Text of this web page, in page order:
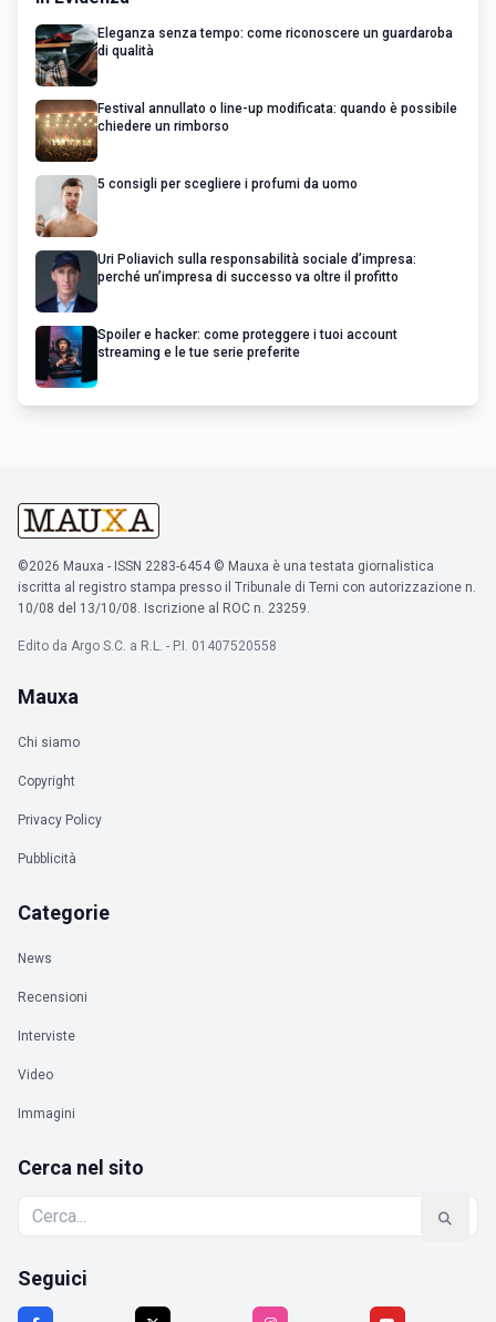
Eleganza senza tempo: come riconoscere un guardaroba
di qualità
Festival annullato o line-up modificata: quando è possibile
chiedere un rimborso
5 consigli per scegliere i profumi da uomo
Uri Poliavich sulla responsabilità sociale d’impresa:
perché un’impresa di successo va oltre il profitto
Spoiler e hacker: come proteggere i tuoi account
streaming e le tue serie preferite
©2026 Mauxa - ISSN 2283-6454 © Mauxa è una testata giornalistica
iscritta al registro stampa presso il Tribunale di Terni con autorizzazione n.
10/08 del 13/10/08. Iscrizione al ROC n. 23259.
Edito da Argo S.C. a R.L. - P.I. 01407520558
Mauxa
Chi siamo
Copyright
Privacy Policy
Pubblicità
Categorie
News
Recensioni
Interviste
Video
Immagini
Cerca nel sito
Seguici